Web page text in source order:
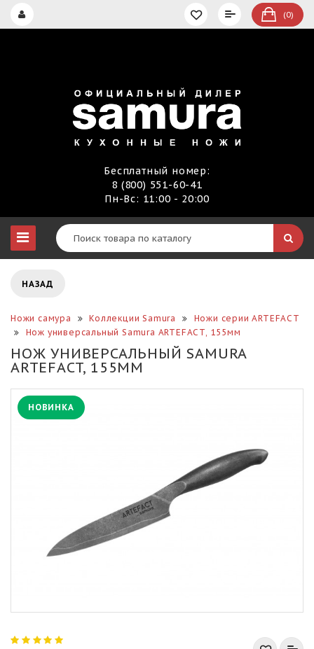
(0)
Бесплатный номер:
8 (800) 551-60-41
Пн-Вс: 11:00 - 20:00
НАЗАД
Ножи самура Коллекции Samura
Ножи серии ARTEFACT
Нож универсальный Samura ARTEFACT, 155мм
НОЖ УНИВЕРСАЛЬНЫЙ SAMURA
ARTEFACT, 155ММ
НОВИНКА